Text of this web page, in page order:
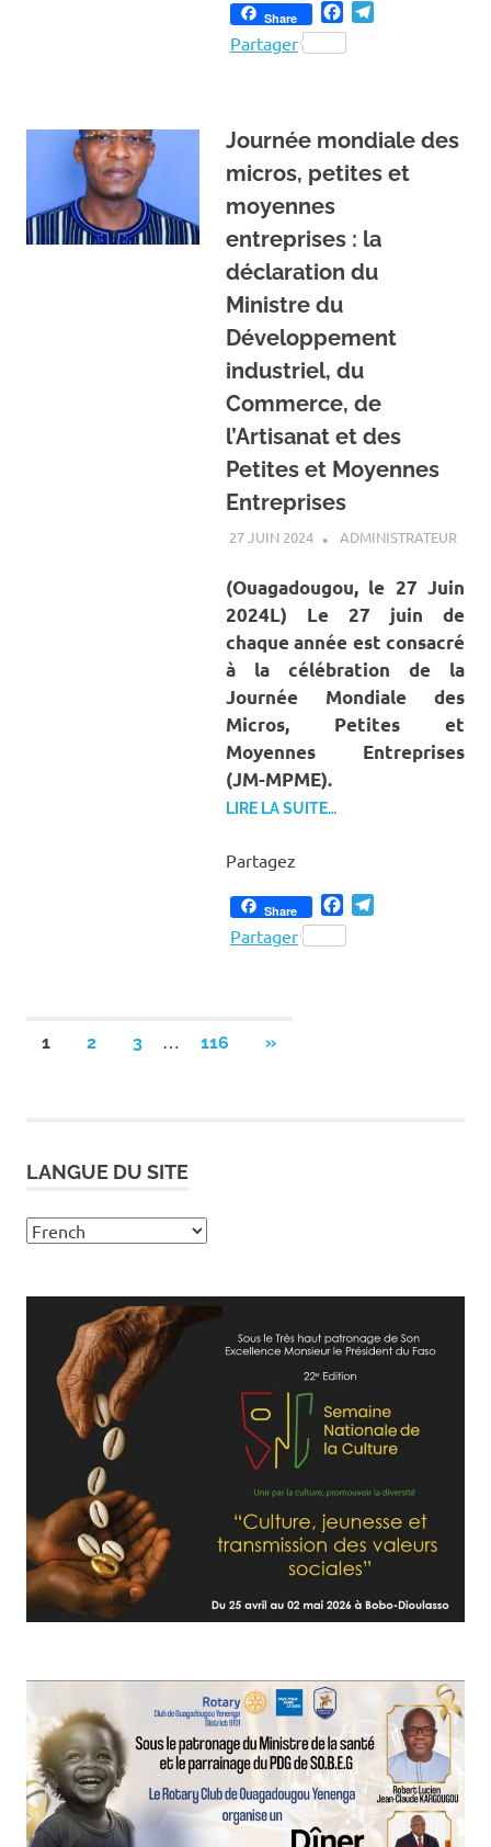
Share Facebook
Partager
Journée mondiale des
micros, petites et
moyennes
entreprises : la
déclaration du
Ministre du
Développement
industriel, du
Commerce, de
l’Artisanat et des
Petites et Moyennes
Entreprises
27 JUIN 2024 ADMINISTRATEURA LA
(Ouagadougou, le 27 Juin
2024L) Le 27 juin de
chaque année est consacré
à la célébration de la
Journée Mondiale des
Micros, Petites et
Moyennes Entreprises
(JM-MPME).
LIRE LA SUITE…
Partagez
Share Facebook
Partager
Pagination
1 2 3 … 116
NEXT
»
LANGUE DU SITE